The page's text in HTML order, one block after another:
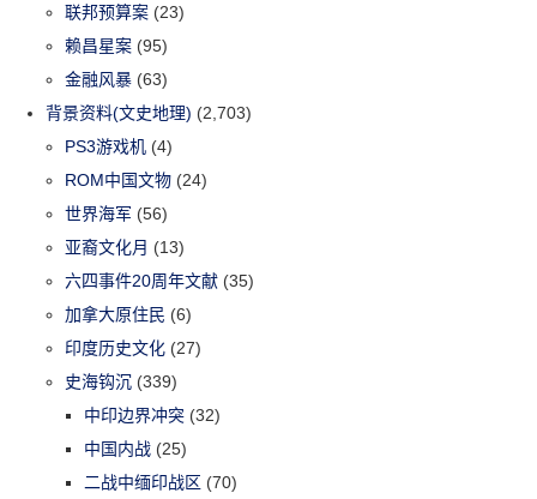
联邦预算案 (23)
赖昌星案 (95)
金融风暴 (63)
背景资料(文史地理) (2,703)
PS3游戏机 (4)
ROM中国文物 (24)
世界海军 (56)
亚裔文化月 (13)
六四事件20周年文献 (35)
加拿大原住民 (6)
印度历史文化 (27)
史海钩沉 (339)
中印边界冲突 (32)
中国内战 (25)
二战中缅印战区 (70)